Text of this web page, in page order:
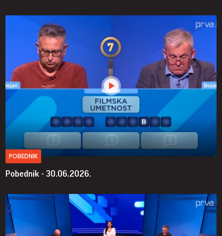
POBEDNIK
Pobednik - 30.06.2026.